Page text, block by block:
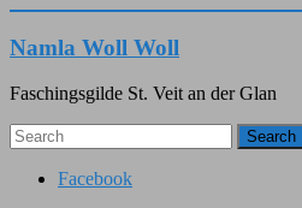
Namla Woll Woll
Faschingsgilde St. Veit an der Glan
Search
Facebook